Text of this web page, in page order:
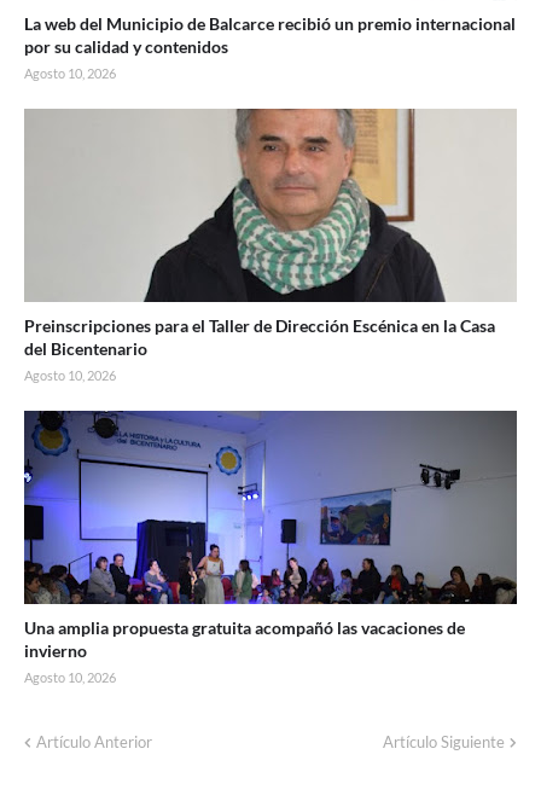
La web del Municipio de Balcarce recibió un premio internacional
por su calidad y contenidos
Agosto 10, 2026
Preinscripciones para el Taller de Dirección Escénica en la Casa
del Bicentenario
Agosto 10, 2026
Una amplia propuesta gratuita acompañó las vacaciones de
invierno
Agosto 10, 2026
Artículo Anterior Artículo Siguiente